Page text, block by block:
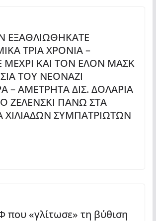
ΕΞΑΘΛΙΩΘΗΚΑΤΕ
ΤΡΙΑ ΧΡΟΝΙΑ –
ΜΕΧΡΙ ΚΑΙ ΤΟΝ ΕΛΟΝ ΜΑΣΚ
ΤΟΥ ΝΕΟΝΑΖΙ
– ΑΜΕΤΡΗΤΑ ΔΙΣ. ΔΟΛΑΡΙΑ
ΖΕΛΕΝΣΚΙ ΠΑΝΩ ΣΤΑ
ΣΥΜΠΑΤΡΙΩΤΩΝ
«γλίτωσε» τη βύθιση